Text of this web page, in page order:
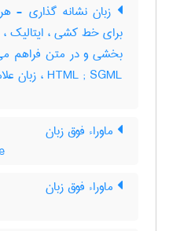
زبان نشانه گذاری -
برای خط کشی ، ایتالیک ،
بخشی و در متن فراهم می
HTML ; SGML ، زبان علامت گذاری ، زبان نشانه گذاری
ماوراء فوق زبان
ماوراء فوق زبان